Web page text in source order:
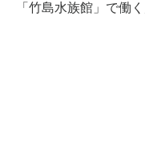
「竹島水族館」で働